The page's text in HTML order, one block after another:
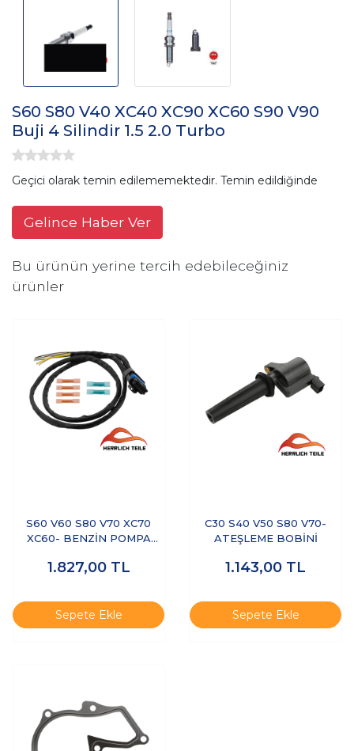
S60 S80 V40 XC40 XC90 XC60 S90 V90
Buji 4 Silindir 1.5 2.0 Turbo
Geçici olarak temin edilememektedir. Temin edildiğinde
Gelince Haber Ver
Bu ürünün yerine tercih edebileceğiniz
ürünler
S60 V60 S80 V70 XC70
XC60- BENZİN POMPA
1.827,00 TL
Sepete Ekle
C30 S40 V50 S80 V70-
ATEŞLEME BOBİNİ
1.143,00 TL
Sepete Ekle